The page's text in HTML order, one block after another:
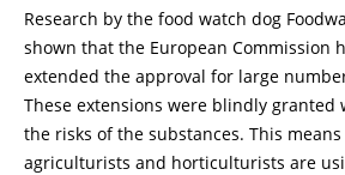
Research by the food watch dog
shown that the European Commission
extended the approval for large
These extensions were blindly
the risks of the substances. This
agriculturists and horticulturists are